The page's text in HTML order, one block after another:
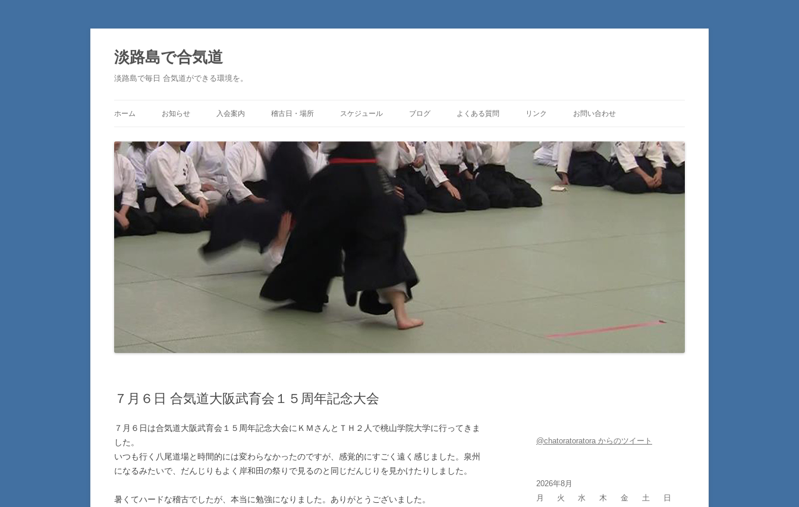
淡路島で合気道
淡路島で毎日 合気道ができる環境を。
ホーム お知らせ 入会案内 稽古日・場所 スケジュール ブログ よくある質問 リンク お問い合わせ
７月６日 合気道大阪武育会１５周年記念大会
７月６日は合気道大阪武育会１５周年記念大会にＫＭさんとＴＨ２人で桃山学院大学に行ってきま
した。
いつも行く八尾道場と時間的には変わらなかったのですが、感覚的にすごく遠く感じました。泉州
になるみたいで、だんじりもよく岸和田の祭りで見るのと同じだんじりを見かけたりしました。
暑くてハードな稽古でしたが、本当に勉強になりました。ありがとうございました。
@chatoratoratora からのツイート
2026年8月
月
火 水 木 金 土
日